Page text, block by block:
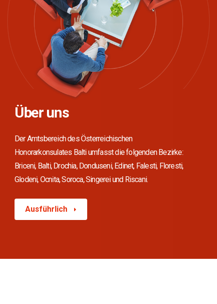
Über uns
Der Amtsbereich des Österreichischen
Honorarkonsulates Balti umfasst die folgenden Bezirke:
Briceni, Balti, Drochia, Donduseni, Edinet, Falesti, Floresti,
Glodeni, Ocnita, Soroca, Singerei und Riscani.
Ausführlich